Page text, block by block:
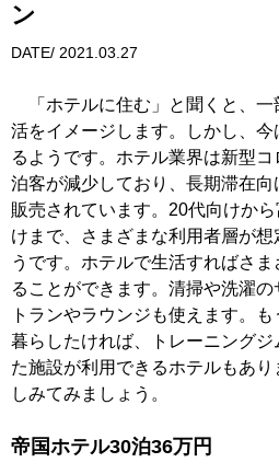
ン
DATE/ 2021.03.27
「ホテルに住む」と聞くと、一
活をイメージします。しかし、
るようです。ホテル業界は新型
泊客が減少しており、長期滞在
販売されています。20代向けか
けまで、さまざまな利用者層が
うです。ホテルで生活すればさ
ることができます。清掃や洗濯
トランやラウンジも使えます。
暮らしたければ、トレーニング
た施設が利用できるホテルもあ
しみてみましょう。
帝国ホテル30泊36万円